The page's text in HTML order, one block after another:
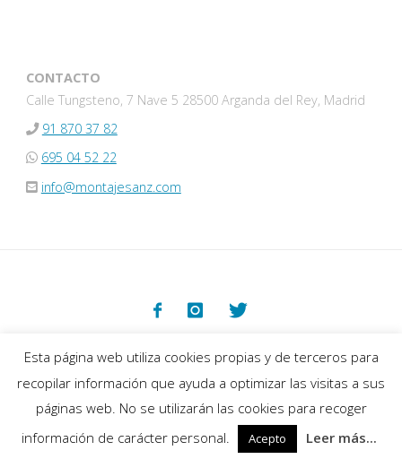
CONTACTO
Calle Tungsteno, 7 Nave 5 28500 Arganda del Rey, Madrid
91 870 37 82
695 04 52 22
info@montajesanz.com
©2019-2025 Montajes Sanz
Funciona conFluida &WordPress.
Esta página web utiliza cookies propias y de terceros para
recopilar información que ayuda a optimizar las visitas a sus
páginas web. No se utilizarán las cookies para recoger
información de carácter personal.
Acepto Leer más...